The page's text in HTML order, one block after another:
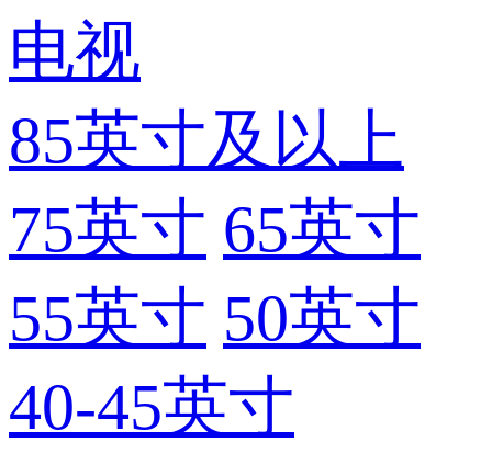
电视
85英寸及以上
75英寸 65英寸
55英寸 50英寸
40-45英寸